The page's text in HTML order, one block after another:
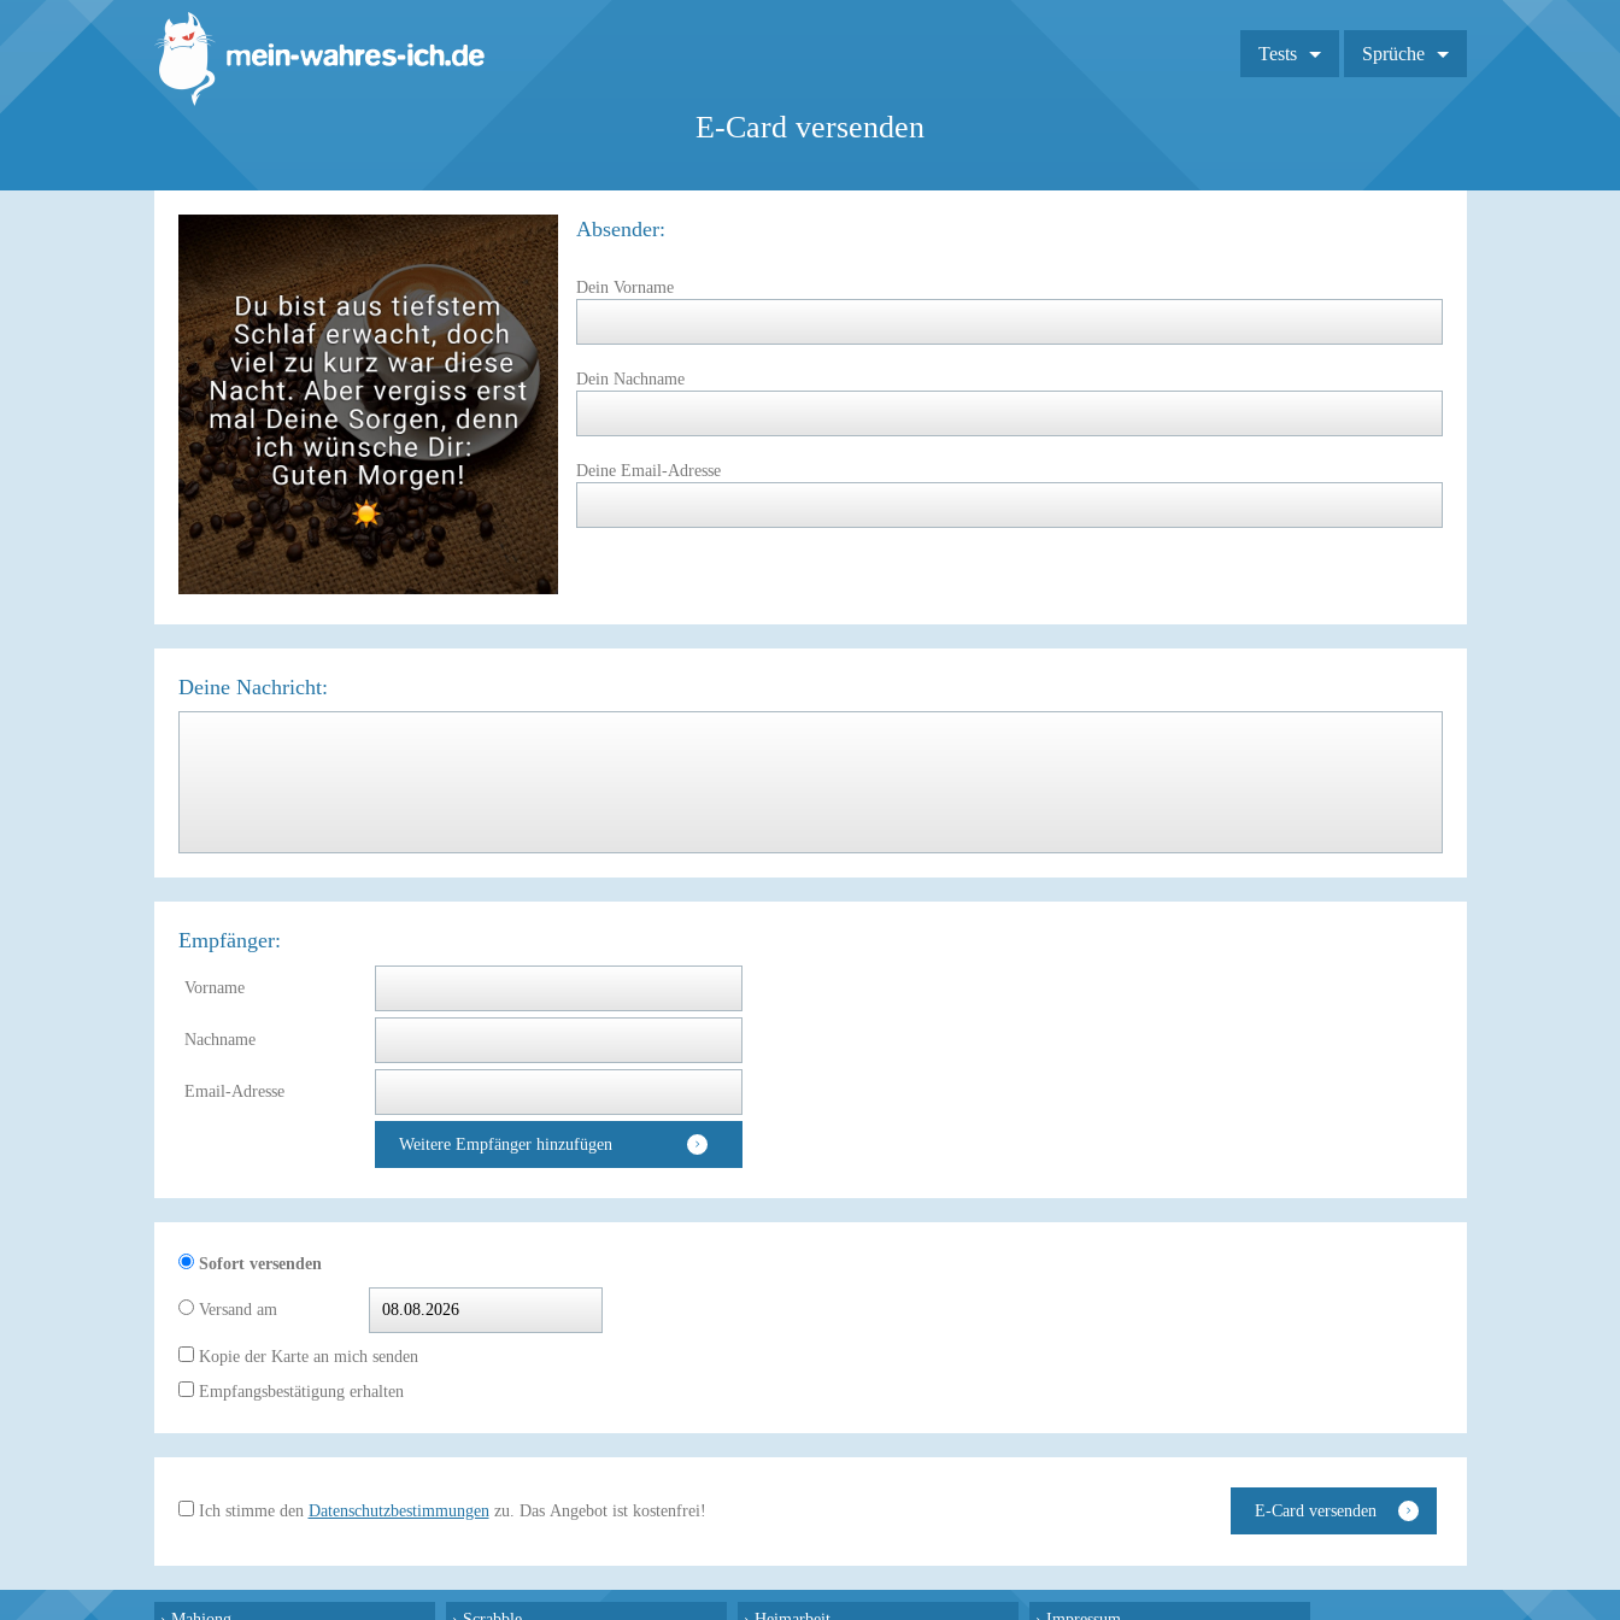
Tests Sprüche
E-Card versenden
Absender:
Dein Vorname
Dein Nachname
Deine Email-Adresse
Deine Nachricht:
Empfänger:
Vorname
Nachname
Email-Adresse
Weitere Empfänger hinzufügen
Sofort versenden
Versand am
Kopie der Karte an mich senden
Empfangsbestätigung erhalten
Ich stimme den Datenschutzbestimmungen zu. Das Angebot ist kostenfrei!